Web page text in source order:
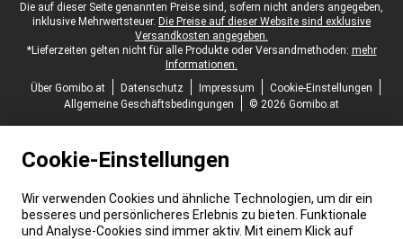
Juristische Fußzeile
Die auf dieser Seite genannten Preise sind, sofern nicht anders angegeben,
inklusive Mehrwertsteuer. Die Preise auf dieser Website sind exklusive
Versandkosten angegeben.
*Lieferzeiten gelten nicht für alle Produkte oder Versandmethoden: mehr
Informationen.
Über Gomibo.at
Datenschutz Impressum
Cookie-Einstellungen
Allgemeine Geschäftsbedingungen
© 2026 Gomibo.at
Cookie-Einstellungen
Wir verwenden Cookies und ähnliche Technologien, um dir ein
besseres und persönlicheres Erlebnis zu bieten. Funktionale
und Analyse-Cookies sind immer aktiv. Mit einem Klick auf